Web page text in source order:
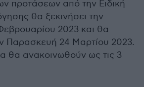
προτάσεων από την Ειδική
θα ξεκινήσει την
2023 και θα
Παρασκευή 24 Μαρτίου 2023.
θα ανακοινωθούν ως τις 3